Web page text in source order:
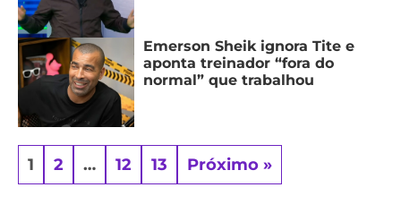
Emerson Sheik ignora Tite e
aponta treinador “fora do
normal” que trabalhou
1 2 … 12 13 Próximo »